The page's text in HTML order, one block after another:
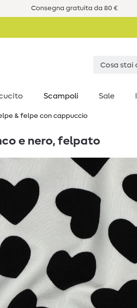
Consegna gratuita da 80 €
Scampoli Sale
& felpe con cappuccio
e nero, felpato